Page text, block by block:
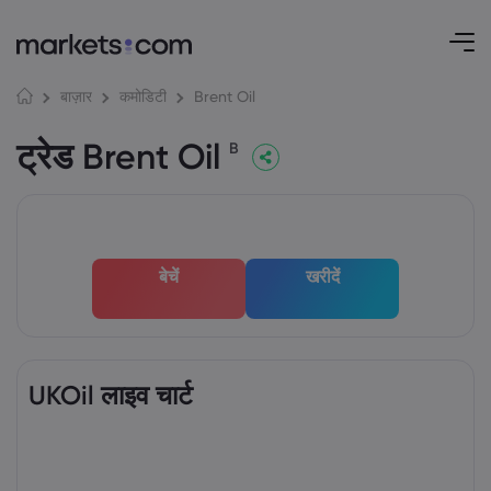
बाज़ार कमोडिटी Brent Oil
ट्रेड Brent Oil B
बेचें खरीदें
UKOil लाइव चार्ट